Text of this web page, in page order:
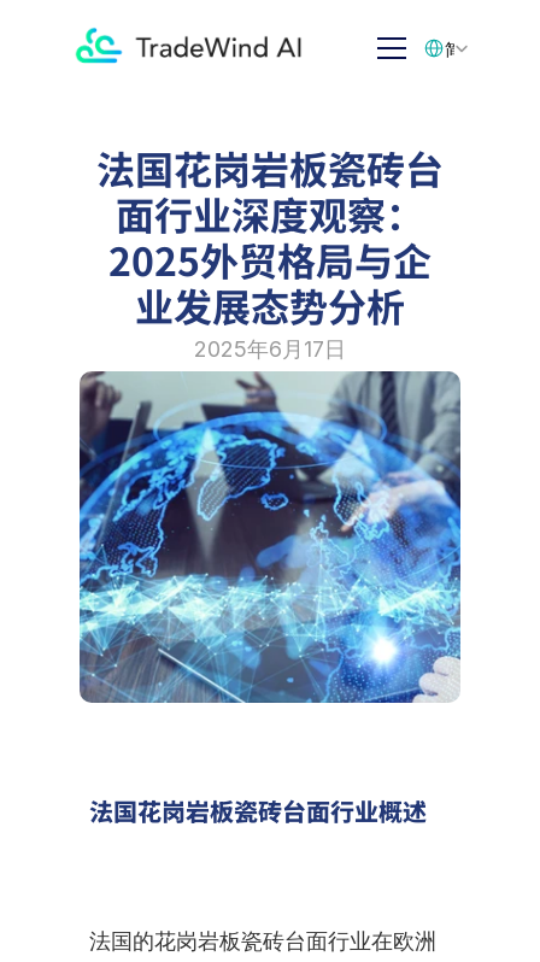
法国花岗岩板瓷砖台
面行业深度观察：
2025外贸格局与企
业发展态势分析
2025年6月17日
法国花岗岩板瓷砖台面行业概述
法国的花岗岩板瓷砖台面行业在欧洲
简体中文